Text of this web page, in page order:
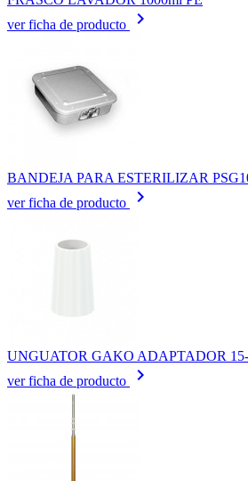
ver ficha de producto
keyboard_arrow_right
BANDEJA PARA ESTERILIZAR
ver ficha de producto
keyboard_arrow_right
UNGUATOR GAKO ADAPTADOR
ver ficha de producto
keyboard_arrow_right